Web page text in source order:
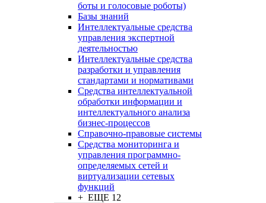
боты и голосовые роботы)
Базы знаний
Интеллектуальные средства
управления экспертной
деятельностью
Интеллектуальные средства
разработки и управления
стандартами и нормативами
Средства интеллектуальной
обработки информации и
интеллектуального анализа
бизнес-процессов
Справочно-правовые системы
Средства мониторинга и
управления программно-
определяемых сетей и
виртуализации сетевых
функций
+ ЕЩЕ 12